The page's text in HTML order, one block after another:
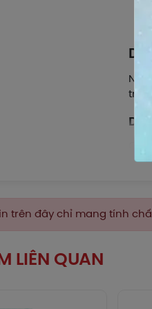
trên đây chỉ mang tính
LIÊN QUAN